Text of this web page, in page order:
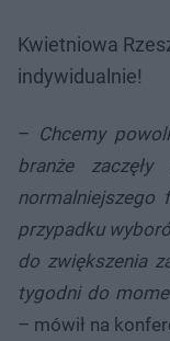
Kwietniowa
indywidualnie!
– Chcemy
branże
normalniejszego
przypadku
do zwiększenia
tygodni do
– mówił na